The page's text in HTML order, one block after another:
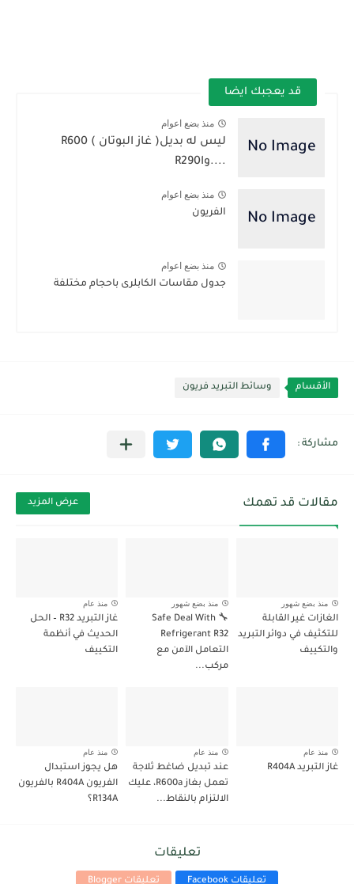
قد يعجبك ايضا
منذ بضع اعوام
....واR‭‭‭290‬‬‬
منذ بضع اعوام
الفريون
منذ بضع اعوام
جدول مقاسات الكابلرى باحجام مختلفة
الأقسام وسائط التبريد فريون
مقالات قد تهمك عرض المزيد
منذ بضع شهور
الغازات غير القابلة
للتكثيف في دوائر التبريد
والتكييف
منذ بضع شهور
🔧 Safe Deal With
Refrigerant R32
التعامل الآمن مع
مركب...
منذ عام
غاز التبريد R32 – الحل
الحديث في أنظمة
التكييف
منذ عام
غاز التبريد R404A
منذ عام
عند تبديل ضاغط ثلاجة
تعمل بغاز R600a، عليك
الالتزام بالنقاط...
منذ عام
هل يجوز استبدال
الفريون R404A بالفريون
R134A؟
تعليقات
تعليقات Facebook تعليقات Blogger